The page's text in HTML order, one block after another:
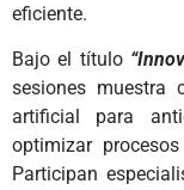
eficiente.
Bajo el título
sesiones muestra
artificial para
optimizar
Participan